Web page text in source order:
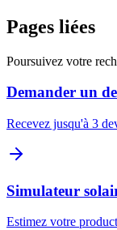
Pages liées
Poursuivez votre
Demander un
Recevez jusqu'à 3
Simulateur
Estimez votre